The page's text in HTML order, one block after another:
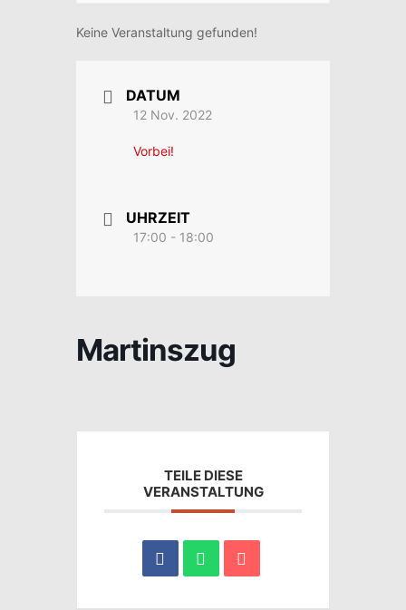
Keine Veranstaltung gefunden!
DATUM
12 Nov. 2022
Vorbei!
UHRZEIT
17:00 - 18:00
Martinszug
TEILE DIESE
VERANSTALTUNG